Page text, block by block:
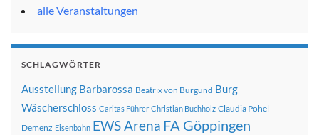
alle Veranstaltungen
SCHLAGWÖRTER
Ausstellung Barbarossa Beatrix von Burgund Burg
Wäscherschloss Caritas Führer Christian Buchholz Claudia Pohel
Demenz Eisenbahn EWS Arena FA Göppingen